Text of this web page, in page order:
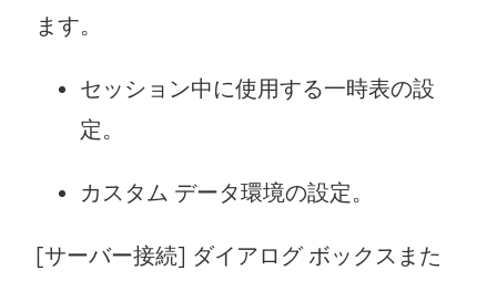
ます。
セッション中に使用する一時表の設
定。
カスタム データ環境の設定。
[サーバー接続] ダイアログ ボックスまた